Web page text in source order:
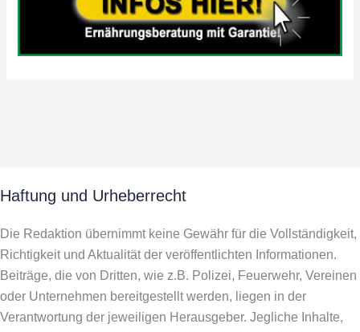
Haftung und Urheberrecht
Die Redaktion übernimmt keine Gewähr für die Vollständigkeit,
Richtigkeit und Aktualität der veröffentlichten Informationen.
Beiträge, die von Dritten, wie z.B. Polizei, Feuerwehr, Vereinen
oder Unternehmen bereitgestellt werden, liegen in der
Verantwortung der jeweiligen Herausgeber. Jegliche Inhalte,